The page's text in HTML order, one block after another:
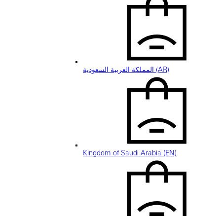
المملكة العربية السعودية (AR)
Kingdom of Saudi Arabia (EN)